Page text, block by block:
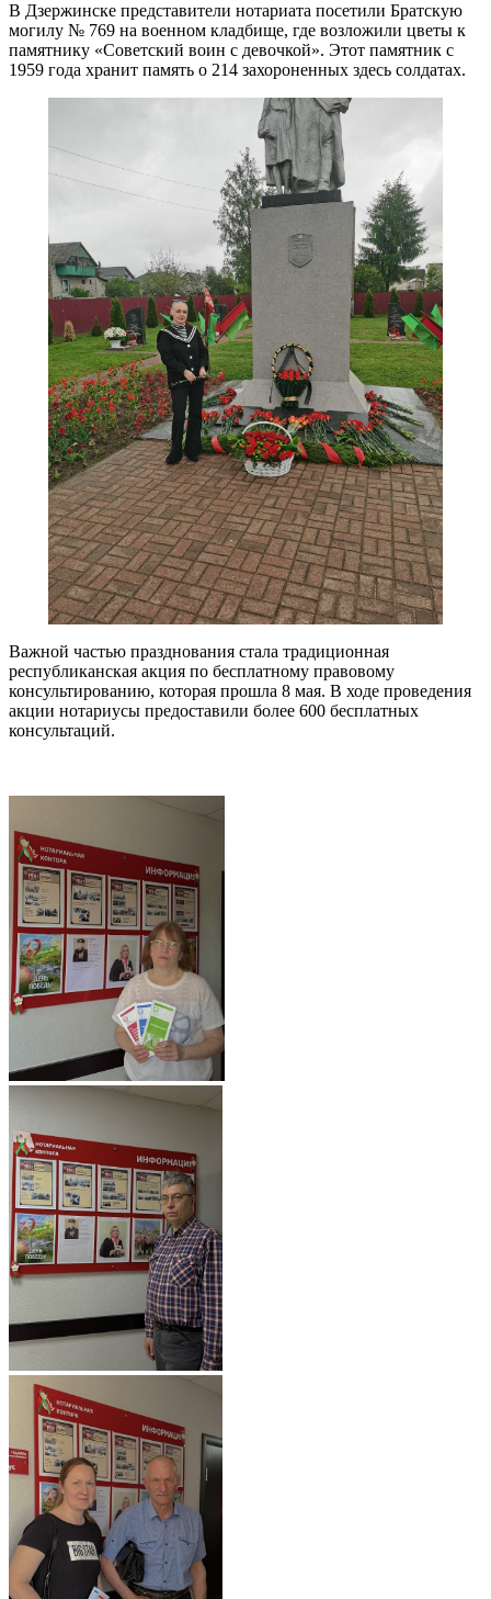
В Дзержинске представители нотариата посетили Братскую
могилу № 769 на военном кладбище, где возложили цветы к
памятнику «Советский воин с девочкой». Этот памятник с
1959 года хранит память о 214 захороненных здесь солдатах.
Важной частью празднования стала традиционная
республиканская акция по бесплатному правовому
консультированию, которая прошла 8 мая. В ходе проведения
акции нотариусы предоставили более 600 бесплатных
консультаций.